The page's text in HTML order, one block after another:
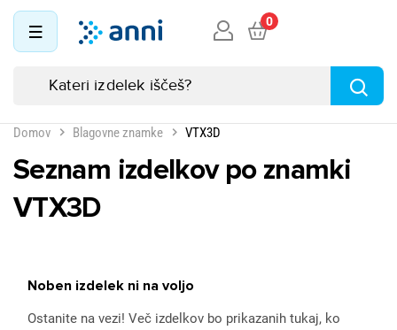
0
Domov Blagovne znamke VTX3D
Seznam izdelkov po znamki
VTX3D
Noben izdelek ni na voljo
Ostanite na vezi! Več izdelkov bo prikazanih tukaj, ko